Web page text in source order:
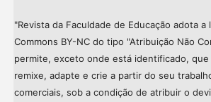
"Revista da Faculdade de Educação adota a
Commons BY-NC do tipo "Atribuição Não
permite, exceto onde está identificado, que
remixe, adapte e crie a partir do seu
comerciais, sob a condição de atribuir o